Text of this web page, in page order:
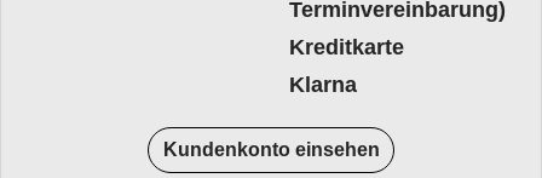
Terminvereinbarung)
Kreditkarte
Klarna
Kundenkonto einsehen